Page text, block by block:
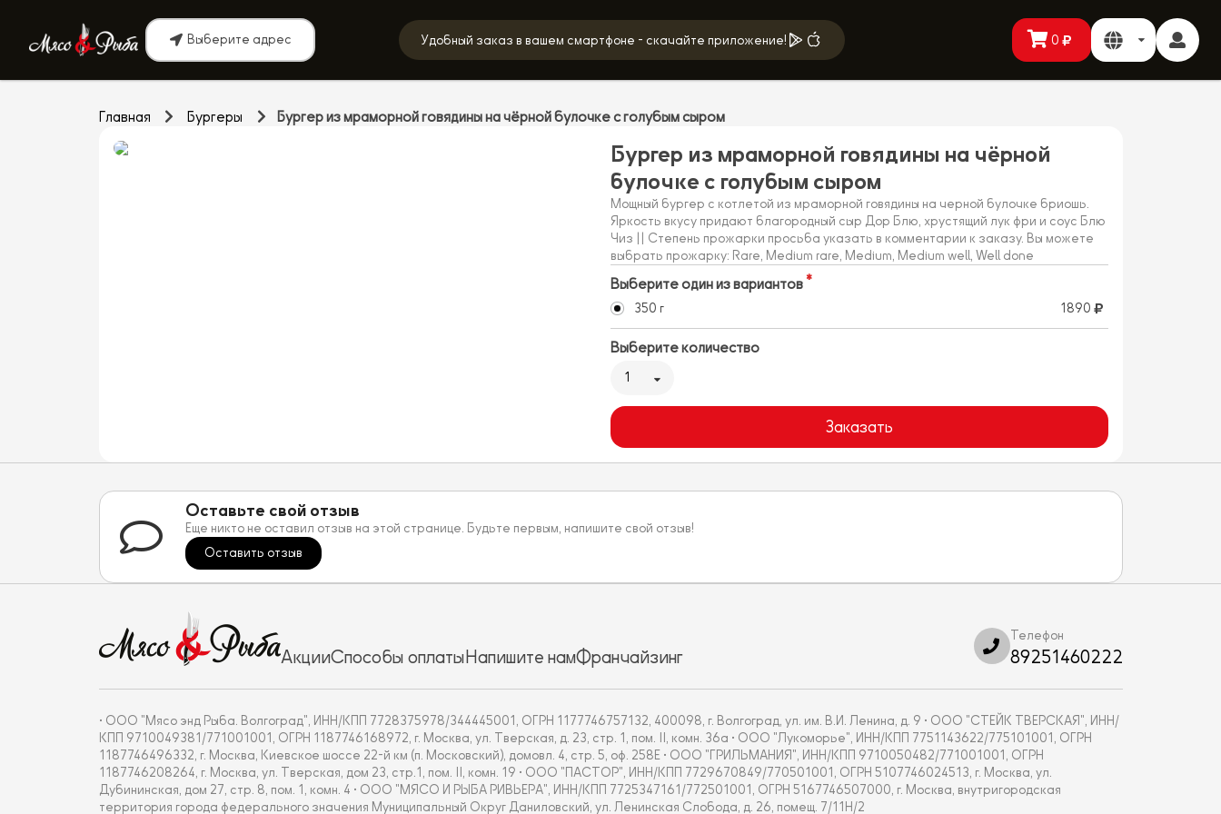
Выберите адрес Удобный заказ в вашем смартфоне - скачайте приложение! 0
Главная Бургеры Бургер из мраморной говядины на чёрной булочке с голубым сыром
Бургер из мраморной говядины на чёрной
булочке с голубым сыром
Мощный бургер с котлетой из мраморной говядины на черной булочке бриошь.
Яркость вкусу придают благородный сыр Дор Блю, хрустящий лук фри и соус Блю
Чиз || Степень прожарки просьба указать в комментарии к заказу. Вы можете
выбрать прожарку: Rare, Medium rare, Medium, Medium well, Well done
Выберите один из вариантов
350 г 1890
Выберите количество
1
Заказать
Оставьте свой отзыв
Еще никто не оставил отзыв на этой странице. Будьте первым, напишите свой отзыв!
Оставить отзыв
АкцииСпособы оплатыНапишите намФранчайзинг
Телефон
89251460222
• ООО "Мясо энд Рыба. Волгоград", ИНН/КПП 7728375978/344445001, ОГРН 1177746757132, 400098, г. Волгоград, ул. им. В.И. Ленина, д. 9 • ООО "СТЕЙК ТВЕРСКАЯ", ИНН/
КПП 9710049381/771001001, ОГРН 1187746168972, г. Москва, ул. Тверская, д. 23, стр. 1, пом. II, комн. 36а • ООО "Лукоморье", ИНН/КПП 7751143622/775101001, ОГРН
1187746496332, г. Москва, Киевское шоссе 22-й км (п. Московский), домовл. 4, стр. 5, оф. 258Е • ООО "ГРИЛЬМАНИЯ", ИНН/КПП 9710050482/771001001, ОГРН
1187746208264, г. Москва, ул. Тверская, дом 23, стр.1, пом. II, комн. 19 • ООО "ПАСТОР", ИНН/КПП 7729670849/770501001, ОГРН 5107746024513, г. Москва, ул.
Дубининская, дом 27, стр. 8, пом. 1, комн. 4 • ООО "МЯСО И РЫБА РИВЬЕРА", ИНН/КПП 7725347161/772501001, ОГРН 5167746507000, г. Москва, внутригородская
территория города федерального значения Муниципальный Округ Даниловский, ул. Ленинская Слобода, д. 26, помещ. 7/11Н/2